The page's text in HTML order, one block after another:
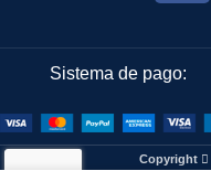
Sistema de pago:
Copyright